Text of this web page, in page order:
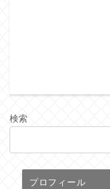
検索
プロフィール